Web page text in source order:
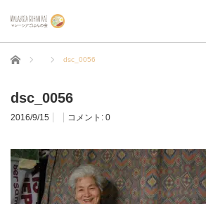
ホーム dsc_0056
dsc_0056
2016/9/15 コメント: 0